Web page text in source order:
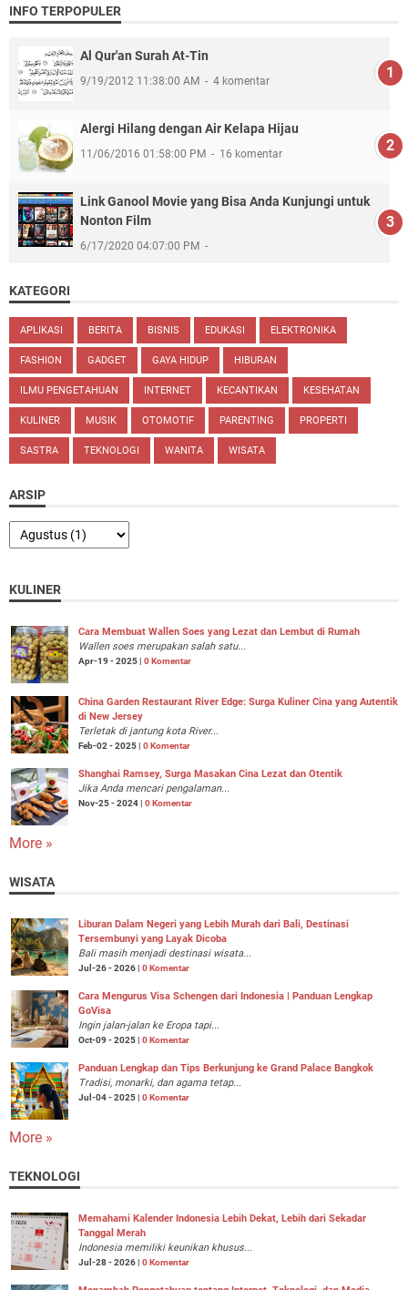
INFO TERPOPULER
Al Qur'an Surah At-Tin
9/19/2012 11:38:00 AM 4 komentar
Alergi Hilang dengan Air Kelapa Hijau
11/06/2016 01:58:00 PM 16 komentar
Link Ganool Movie yang Bisa Anda Kunjungi untuk
Nonton Film
6/17/2020 04:07:00 PM
KATEGORI
APLIKASI BERITA BISNIS EDUKASI ELEKTRONIKA
FASHION GADGET GAYA HIDUP HIBURAN
ILMU PENGETAHUAN INTERNET KECANTIKAN KESEHATAN
KULINER MUSIK OTOMOTIF PARENTING PROPERTI
SASTRA TEKNOLOGI WANITA WISATA
ARSIP
KULINER
Cara Membuat Wallen Soes yang Lezat dan Lembut di Rumah
Wallen soes merupakan salah satu...
Apr-19 - 2025 | 0 Komentar
China Garden Restaurant River Edge: Surga Kuliner Cina yang Autentik
di New Jersey
Terletak di jantung kota River...
Feb-02 - 2025 | 0 Komentar
Shanghai Ramsey, Surga Masakan Cina Lezat dan Otentik
Jika Anda mencari pengalaman...
Nov-25 - 2024 | 0 Komentar
More »
WISATA
Liburan Dalam Negeri yang Lebih Murah dari Bali, Destinasi
Tersembunyi yang Layak Dicoba
Bali masih menjadi destinasi wisata...
Jul-26 - 2026 | 0 Komentar
Cara Mengurus Visa Schengen dari Indonesia | Panduan Lengkap
GoVisa
Ingin jalan-jalan ke Eropa tapi...
Oct-09 - 2025 | 0 Komentar
Panduan Lengkap dan Tips Berkunjung ke Grand Palace Bangkok
Tradisi, monarki, dan agama tetap...
Jul-04 - 2025 | 0 Komentar
More »
TEKNOLOGI
Memahami Kalender Indonesia Lebih Dekat, Lebih dari Sekadar
Tanggal Merah
Indonesia memiliki keunikan khusus...
Jul-28 - 2026 | 0 Komentar